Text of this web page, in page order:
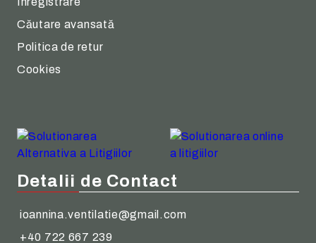
Căutare avansată
Politica de retur
Cookies
Detalii de Contact
ioannina.ventilatie@gmail.com
+40 722 667 239